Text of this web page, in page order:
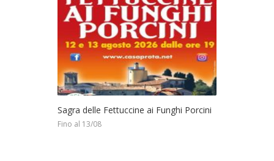
Sagra delle Fettuccine ai Funghi Porcini
Fino al 13/08